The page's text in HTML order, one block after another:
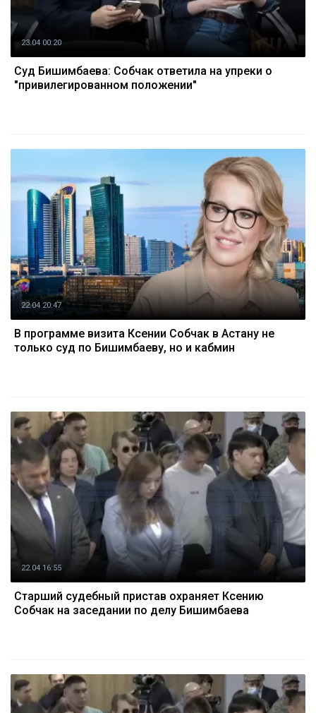
23.04 00:20
Суд Бишимбаева: Собчак ответила на упреки о
"привилегированном положении"
22.04 20:47
В программе визита Ксении Собчак в Астану не
только суд по Бишимбаеву, но и кабмин
22.04 16:55
Старший судебный пристав охраняет Ксению
Собчак на заседании по делу Бишимбаева